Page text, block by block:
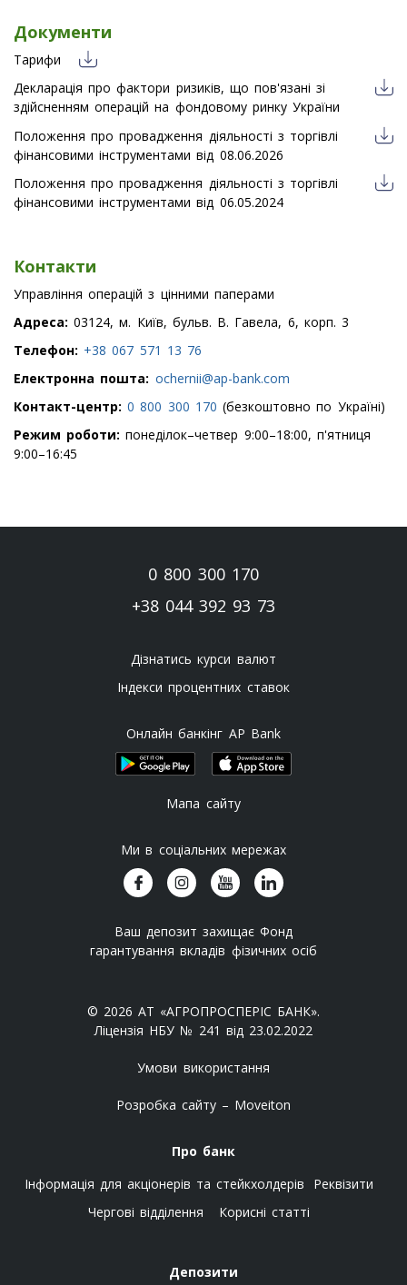
Документи
Тарифи
Декларація про фактори ризиків, що пов'язані зі
здійсненням операцій на фондовому ринку України
Положення про провадження діяльності з торгівлі
фінансовими інструментами від 08.06.2026
Положення про провадження діяльності з торгівлі
фінансовими інструментами від 06.05.2024
Контакти
Управління операцій з цінними паперами
Адреса: 03124, м. Київ, бульв. В. Гавела, 6, корп. 3
Телефон: +38 067 571 13 76
Електронна пошта: ochernii@ap-bank.com
Контакт-центр: 0 800 300 170 (безкоштовно по Україні)
Режим роботи: понеділок–четвер 9:00–18:00, п'ятниця
9:00–16:45
0 800 300 170
+38 044 392 93 73
Дізнатись курси валют
Індекси процентних ставок
Онлайн банкінг AP Bank
Мапа сайту
Ми в соціальних мережах
Ваш депозит захищає Фонд
гарантування вкладів фізичних осіб
© 2026 АТ «АГРОПРОСПЕРІС БАНК».
Ліцензія НБУ № 241 від 23.02.2022
Умови використання
Розробка сайту – Moveiton
Про банк
Інформація для акціонерів та стейкхолдерів
Реквізити
Чергові відділення
Корисні статті
Депозити